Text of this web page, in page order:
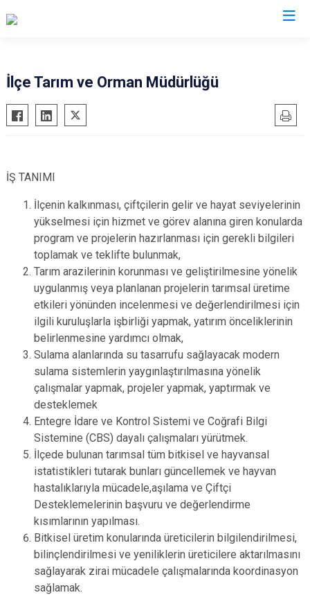
Büyükorhan
Gemlik
Harmancık
Karacabey
Osmangazi
Yenişehir
Yıldırım
İlçe Tarım ve Orman Müdürlüğü
İŞ TANIMI
İlçenin kalkınması, çiftçilerin gelir ve hayat seviyelerinin
yükselmesi için hizmet ve görev alanına giren konularda
program ve projelerin hazırlanması için gerekli bilgileri
toplamak ve teklifte bulunmak,
Tarım arazilerinin korunması ve geliştirilmesine yönelik
uygulanmış veya planlanan projelerin tarımsal üretime
etkileri yönünden incelenmesi ve değerlendirilmesi için
ilgili kuruluşlarla işbirliği yapmak, yatırım önceliklerinin
belirlenmesine yardımcı olmak,
Sulama alanlarında su tasarrufu sağlayacak modern
sulama sistemlerin yaygınlaştırılmasına yönelik
çalışmalar yapmak, projeler yapmak, yaptırmak ve
desteklemek
Entegre İdare ve Kontrol Sistemi ve Coğrafi Bilgi
Sistemine (CBS) dayalı çalışmaları yürütmek.
İlçede bulunan tarımsal tüm bitkisel ve hayvansal
istatistikleri tutarak bunları güncellemek ve hayvan
hastalıklarıyla mücadele,aşılama ve Çiftçi
Desteklemelerinin başvuru ve değerlendirme
kısımlarının yapılması.
Bitkisel üretim konularında üreticilerin bilgilendirilmesi,
bilinçlendirilmesi ve yeniliklerin üreticilere aktarılmasını
sağlayarak zirai mücadele çalışmalarında koordinasyon
sağlamak.